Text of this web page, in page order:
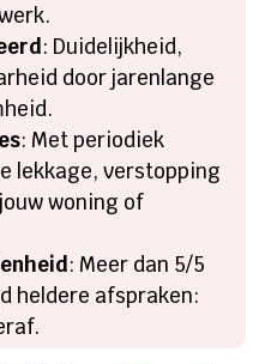
: Duidelijkheid,
door jarenlange
: Met periodiek
lekkage, verstopping
woning of
: Meer dan 5/5
heldere afspraken: